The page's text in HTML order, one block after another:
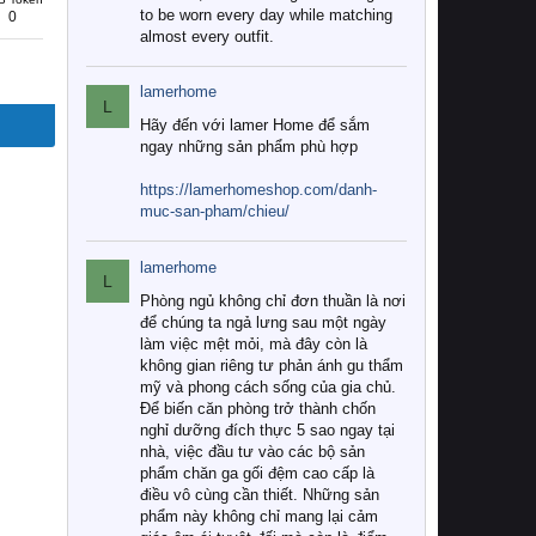
0
to be worn every day while matching
almost every outfit.
L
lamerhome
Hãy đến với lamer Home để sắm
ngay những sản phẩm phù hợp
https://lamerhomeshop.com/danh-
muc-san-pham/chieu/
L
lamerhome
Phòng ngủ không chỉ đơn thuần là nơi
để chúng ta ngả lưng sau một ngày
làm việc mệt mỏi, mà đây còn là
không gian riêng tư phản ánh gu thẩm
mỹ và phong cách sống của gia chủ.
Để biến căn phòng trở thành chốn
nghỉ dưỡng đích thực 5 sao ngay tại
nhà, việc đầu tư vào các bộ sản
phẩm chăn ga gối đệm cao cấp là
điều vô cùng cần thiết. Những sản
phẩm này không chỉ mang lại cảm